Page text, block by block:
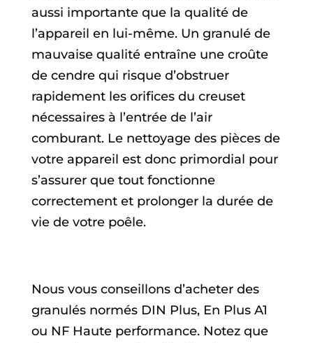
aussi importante que la qualité de
l’appareil en lui-même. Un granulé de
mauvaise qualité entraîne une croûte
de cendre qui risque d’obstruer
rapidement les orifices du creuset
nécessaires à l’entrée de l’air
comburant. Le nettoyage des pièces de
votre appareil est donc primordial pour
s’assurer que tout fonctionne
correctement et prolonger la durée de
vie de votre poêle.
Nous vous conseillons d’acheter des
granulés normés DIN Plus, En Plus A1
ou NF Haute performance. Notez que